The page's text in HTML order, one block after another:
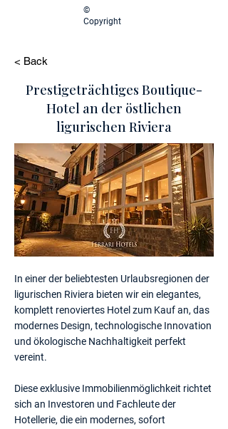
©
Copyright
< Back
Prestigeträchtiges Boutique-
Hotel an der östlichen
ligurischen Riviera
In einer der beliebtesten Urlaubsregionen der
ligurischen Riviera bieten wir ein elegantes,
komplett renoviertes Hotel zum Kauf an, das
modernes Design, technologische Innovation
und ökologische Nachhaltigkeit perfekt
vereint.
Diese exklusive Immobilienmöglichkeit richtet
sich an Investoren und Fachleute der
Hotellerie, die ein modernes, sofort